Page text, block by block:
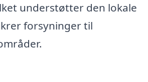
understøtter den lokale
forsyninger til